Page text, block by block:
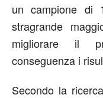
un campione di
stragrande
migliorare il
conseguenza i
Secondo la